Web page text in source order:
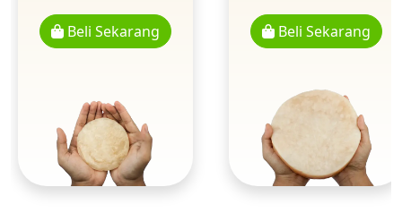
Beli Sekarang Beli Sekarang